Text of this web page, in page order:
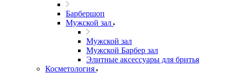
Барбершоп
Мужской зал
Мужской зал
Мужской Барбер зал
Элитные аксессуары для бритья
Косметология